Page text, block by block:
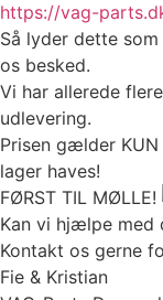
https://vag-
Så lyder dette
os besked.
Vi har allerede
udlevering.
Prisen gælder
lager haves!
FØRST TIL MØLLE!
Kan vi hjælpe
Kontakt os gerne
Fie & Kristian